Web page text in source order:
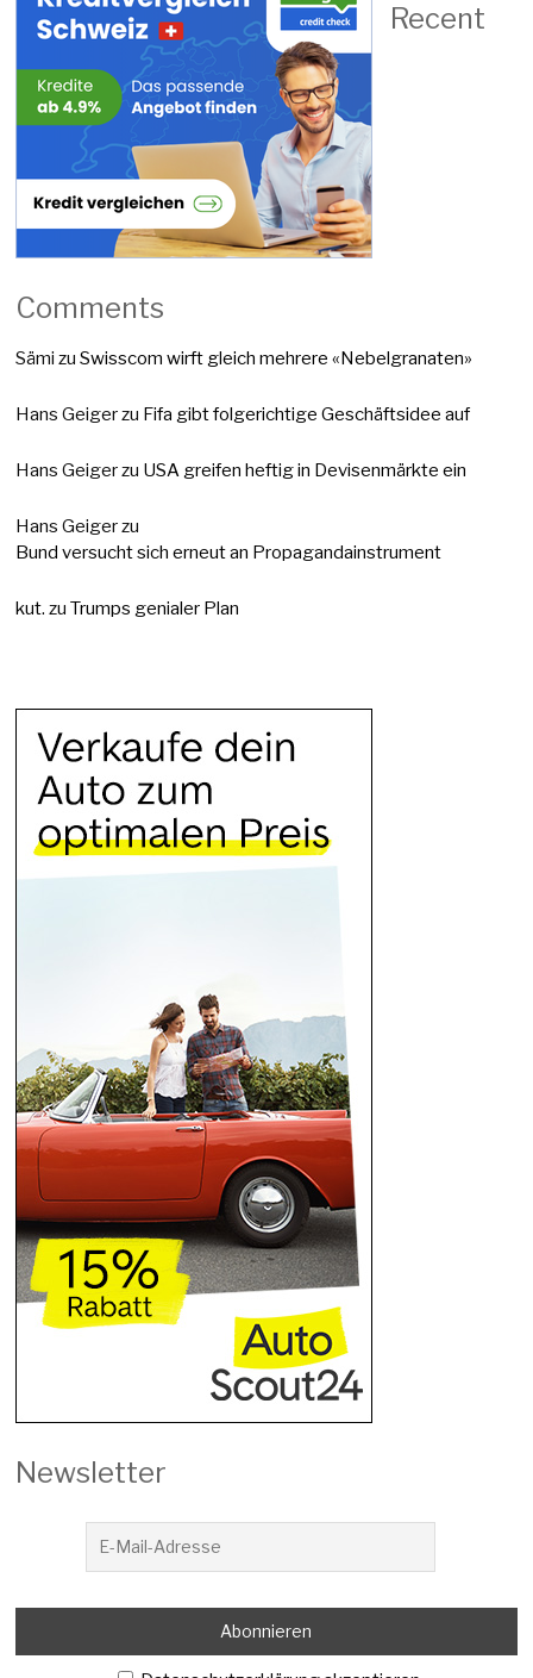
Recent
Comments
Sämi zuSwisscom wirft gleich mehrere «Nebelgranaten»
Hans Geigerzu Fifa gibt folgerichtige Geschäftsidee auf
Hans Geigerzu USA greifen heftig in Devisenmärkte ein
Hans Geigerzu
Bund versucht sich erneut an Propagandainstrument
kut. zuTrumps genialer Plan
Newsletter